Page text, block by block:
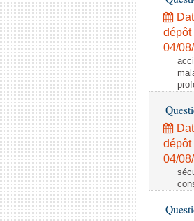
dépôt
04/
dépôt
04/